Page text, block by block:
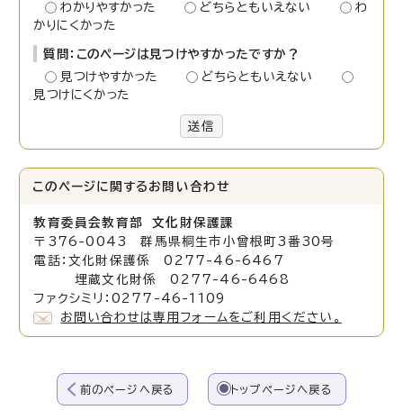
わかりやすかった
どちらともいえない
わ
かりにくかった
質問：このページは見つけやすかったですか？
見つけやすかった
どちらともいえない
見つけにくかった
送信
このページに関する お問い合わせ
教育委員会教育部 文化財保護課
〒376-0043 群馬県桐生市小曾根町3番30号
電話：文化財保護係 0277-46-6467
埋蔵文化財係 0277-46-6468
ファクシミリ：0277-46-1109
お問い合わせは専用フォームをご利用ください。
前のページへ戻る トップページへ戻る